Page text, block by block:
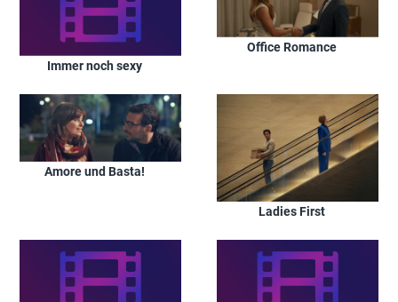
Immer noch sexy
Office Romance
Amore und Basta!
Ladies First